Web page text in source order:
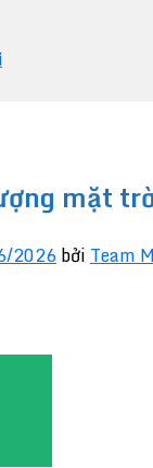
mặt
2026bởi Team